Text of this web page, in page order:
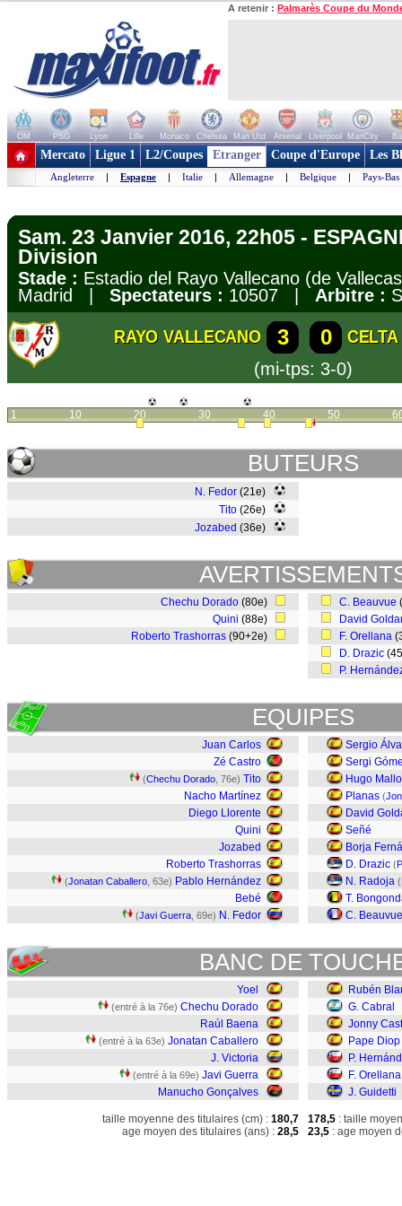
A retenir : Palmarès Coupe du
OM PSG Lyon Lille Monaco Chelsea Man Utd Arsenal Liverpool ManCity
+ de clubs
Mercato Ligue 1 L2/Coupes Etranger Coupe d'Europe Les
Angleterre | Espagne | Italie | Allemagne | Belgique | Pays-Bas
Sam. 23 Janvier 2016, 22h05 -
Division
Stade : Estadio del Rayo Vallecano (de
Madrid | Spectateurs : 10507 | Arbitre :
RAYO VALLECANO 3 0
(mi-tps: 3-0)
1 10 20 30 40 50
BUTEURS
N. Fedor (21e)
Tito (26e)
Jozabed (36e)
Chechu Dorado (80e)
Quini (88e)
Roberto Trashorras (90+2e)
C. Beauvue
David
F. Orellana
D. Drazic
P.
EQUIPES
Juan Carlos
Zé Castro
(Chechu Dorado , 76e) Tito
Nacho Martínez
Diego Llorente
Quini
Jozabed
Roberto Trashorras
(Jonatan Caballero , 63e) Pablo Hernández
Bebé
(Javi Guerra , 69e) N. Fedor
Sergio
Sergi
Hugo Mallo
Planas (
David
Señé
Borja
D. Drazic (
N. Radoja (
T.
C. Beauvue
BANC DE
Yoel
(entré à la 76e) Chechu Dorado
Raúl Baena
(entré à la 63e) Jonatan Caballero
J. Victoria
(entré à la 69e) Javi Guerra
Manucho Gonçalves
taille moyenne des titulaires (cm) : 180,7
age moyen des titulaires (ans) : 28,5
Rubén
G. Cabral
Jonny
Pape Diop
P.
F. Orellana
J. Guidetti
178,5 : taille
23,5 : age moyen